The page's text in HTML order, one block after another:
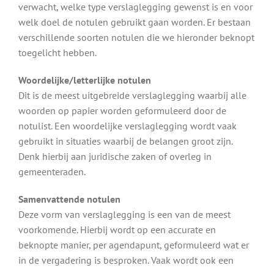
verwacht, welke type verslaglegging gewenst is en voor
welk doel de notulen gebruikt gaan worden. Er bestaan
verschillende soorten notulen die we hieronder beknopt
toegelicht hebben.
Woordelijke/letterlijke notulen
Dit is de meest uitgebreide verslaglegging waarbij alle
woorden op papier worden geformuleerd door de
notulist. Een woordelijke verslaglegging wordt vaak
gebruikt in situaties waarbij de belangen groot zijn.
Denk hierbij aan juridische zaken of overleg in
gemeenteraden.
Samenvattende notulen
Deze vorm van verslaglegging is een van de meest
voorkomende. Hierbij wordt op een accurate en
beknopte manier, per agendapunt, geformuleerd wat er
in de vergadering is besproken. Vaak wordt ook een